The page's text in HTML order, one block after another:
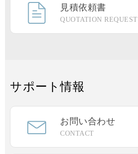
見積依頼書
QUOTATION REQUEST
サポート情報
お問い合わせ
CONTACT